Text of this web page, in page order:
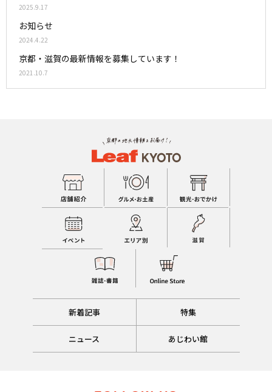
2025.9.17
お知らせ
2024.4.22
京都・滋賀の最新情報を募集しています！
2021.10.7
新着記事 特集
ニュース あじわい館